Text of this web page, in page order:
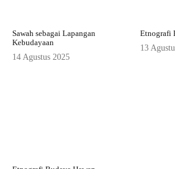
Sawah sebagai Lapangan
Kebudayaan
14 Agustus 2025
Etnografi
13